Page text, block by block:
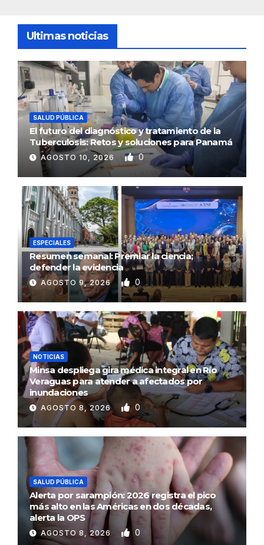
Ultimas noticias
SALUD PÚBLICA
El futuro del diagnóstico y tratamiento de la
Tuberculosis: Retos y soluciones para Panamá
AGOSTO 10, 2026 0
ESPECIALES
Resumen semanal: Premiar la ciencia;
defender la evidencia
AGOSTO 9, 2026 0
NOTICIAS
Minsa despliega gira médica integral en Río
Veraguas para atender a afectados por
inundaciones
AGOSTO 8, 2026 0
SALUD PÚBLICA
Alerta por sarampión: 2026 registra el pico
más alto en las Américas en dos décadas,
alerta la OPS
AGOSTO 8, 2026 0